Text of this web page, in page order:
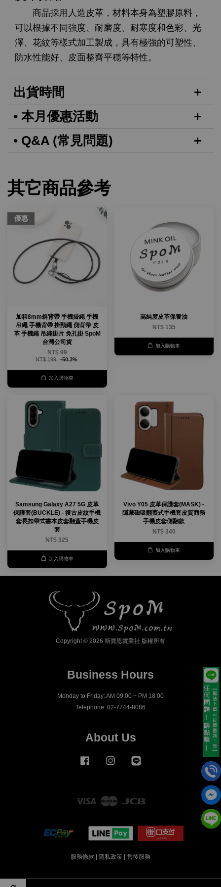
商品採用人造皮革，材料本身為塑膠原料，
可以根據不同強度、耐磨度、耐寒度和色彩、光
澤、花紋等樣式加工製成，具有極強的可塑性、
防水性能好、皮面整齊平穩等特性。
出貨時間
• 本月優惠活動
• Q&A (常見問題)
其它商品參考
優惠
加粗8mm斜背帶 手機掛繩 手機
吊繩 手機背帶 掛頸繩 側背帶 皮
革 手機繩 吊繩掛片 免孔掛 SpoM
台灣公司貨
NT$ 99
NT$ 199 -50.3%
加入購物車
高純度皮革保養油
NT$ 135
加入購物車
Samsung Galaxy A27 5G 皮革
保護套(BUCKLE) - 復古皮紋手機
套長扣帶式書本皮套翻蓋手機皮
套
NT$ 325
加入購物車
Vivo Y05 皮革保護套(MASK) -
隱藏磁吸翻蓋式手機套皮質商務
手機皮套側翻款
NT$ 340
加入購物車
Copyright © 2026 斯寶恩實業社 版權所有
Business Hours
Monday to Friday: AM 09:00 ~ PM 18:00
Telephone: 02-7744-8086
About Us
Facebook Instagram
Visa Master
服務條款 隱私政策 售後服務